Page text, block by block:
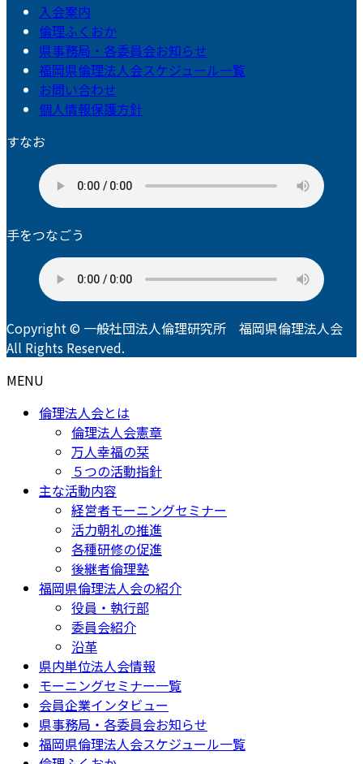
入会案内
倫理ふくおか
県事務局・各委員会お知らせ
福岡県倫理法人会スケジュール一覧
お問い合わせ
個人情報保護方針
すなお
手をつなごう
Copyright © 一般社団法人倫理研究所 福岡県倫理法人会
All Rights Reserved.
MENU
倫理法人会とは
倫理法人会憲章
万人幸福の栞
５つの活動指針
主な活動内容
経営者モーニングセミナー
活力朝礼の推進
各種研修の促進
後継者倫理塾
福岡県倫理法人会の紹介
役員・執行部
委員会紹介
沿革
県内単位法人会情報
モーニングセミナー一覧
会員企業インタビュー
県事務局・各委員会お知らせ
福岡県倫理法人会スケジュール一覧